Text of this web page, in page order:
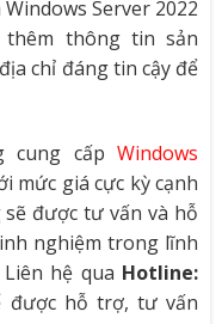
Server 2022
thêm thông tin sản
chỉ đáng tin cậy để
cung cấpWindows
mức giá cực kỳ cạnh
được tư vấn và hỗ
nghiệm trong lĩnh
hệ qua Hotline:
được hỗ trợ, tư vấn